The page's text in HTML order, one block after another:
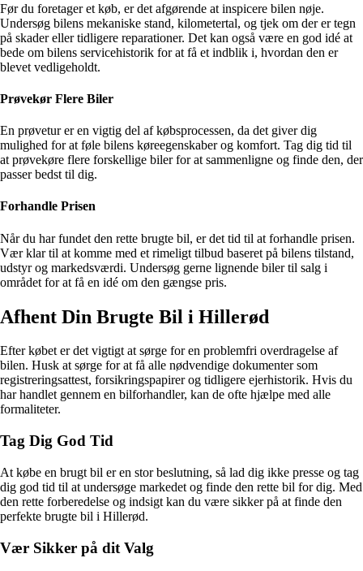
Før du foretager et køb, er det afgørende at inspicere bilen nøje.
Undersøg bilens mekaniske stand, kilometertal, og tjek om der er tegn
på skader eller tidligere reparationer. Det kan også være en god idé at
bede om bilens servicehistorik for at få et indblik i, hvordan den er
blevet vedligeholdt.
Prøvekør Flere Biler
En prøvetur er en vigtig del af købsprocessen, da det giver dig
mulighed for at føle bilens køreegenskaber og komfort. Tag dig tid til
at prøvekøre flere forskellige biler for at sammenligne og finde den, der
passer bedst til dig.
Forhandle Prisen
Når du har fundet den rette brugte bil, er det tid til at forhandle prisen.
Vær klar til at komme med et rimeligt tilbud baseret på bilens tilstand,
udstyr og markedsværdi. Undersøg gerne lignende biler til salg i
området for at få en idé om den gængse pris.
Afhent Din Brugte Bil i Hillerød
Efter købet er det vigtigt at sørge for en problemfri overdragelse af
bilen. Husk at sørge for at få alle nødvendige dokumenter som
registreringsattest, forsikringspapirer og tidligere ejerhistorik. Hvis du
har handlet gennem en bilforhandler, kan de ofte hjælpe med alle
formaliteter.
Tag Dig God Tid
At købe en brugt bil er en stor beslutning, så lad dig ikke presse og tag
dig god tid til at undersøge markedet og finde den rette bil for dig. Med
den rette forberedelse og indsigt kan du være sikker på at finde den
perfekte brugte bil i Hillerød.
Vær Sikker på dit Valg